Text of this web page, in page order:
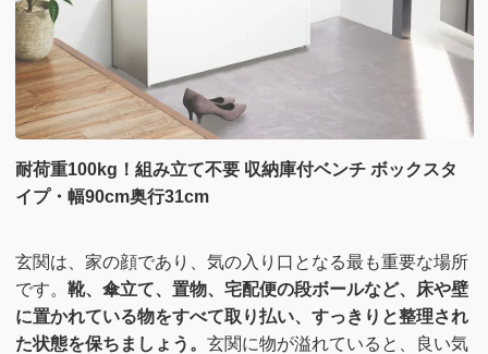
耐荷重100kg！組み立て不要 収納庫付ベンチ ボックスタ
イプ・幅90cm奥行31cm
玄関は、家の顔であり、気の入り口となる最も重要な場所
です。 靴、傘立て、置物、宅配便の段ボールなど、床や壁
に置かれている物をすべて取り払い、すっきりと整理され
た状態を保ちましょう。 玄関に物が溢れていると、良い気